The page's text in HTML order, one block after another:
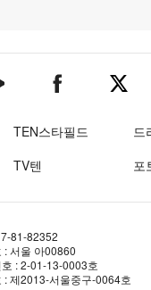
시아 네이버TV텐아시아 페이스북
텐아시
TEN스타필드 드
TV텐 포
81-82352
: 서울 아00860
: 2-01-13-0003호
: 제2013-서울중구-0064호